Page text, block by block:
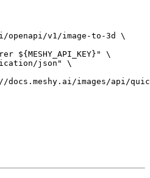
v1/image-to-3d
\
${MESHY_API_KEY}"
\
json"
\
docs.meshy.ai/images/api/